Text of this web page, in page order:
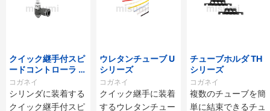
クイック継手付スピ
ードコントローラ ス
タンダードタイプ S
C□-M・SS□-Mシ
リーズ
コガネイ
シリンダに装着する
クイック継手付スピ
ウレタンチューブ U
シリーズ
コガネイ
クイック継手に装着
するウレタンチュー
チューブホルダ TH
シリーズ
コガネイ
複数のチューブを簡
単に結束できるチュ